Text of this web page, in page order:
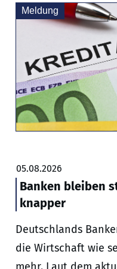
Meldung
05.08.2026
Banken bleiben
knapper
Deutschlands
die Wirtschaft wie